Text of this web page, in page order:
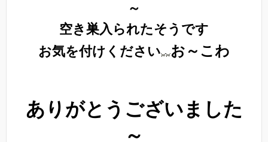
～
空き巣入られたそうです
お気を付けください
お～こわ
ありがとうございました
～